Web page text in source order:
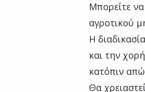
Μπορείτε
αγροτικού
Η
και την
κατόπιν
Θα